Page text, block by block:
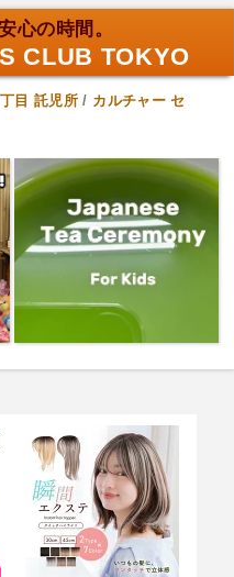
心の時間。
CLUB TOKYO
目 託児所/ カルチャー セ